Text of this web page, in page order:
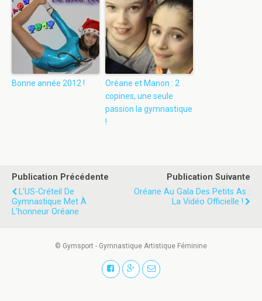
Bonne année 2012 !
Oréane et Manon : 2
copines, une seule
passion la gymnastique
!
Publication Précédente
L’US-Créteil De
Gymnastique Met À
L’honneur Oréane
Publication Suivante
Oréane Au Gala Des Petits As :
La Vidéo Officielle !
© Gymsport - Gymnastique Artistique Féminine